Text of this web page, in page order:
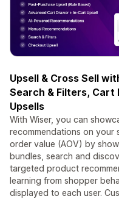
Upsell & Cross Sell
Search & Filters, Cart
Upsells
With Wiser, you can
recommendations on your
order value (AOV) by
bundles, search and
targeted product
learning from shopper
displayed to each user.